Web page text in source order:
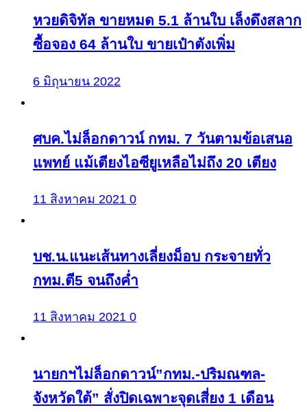
หวยดิจิทัล ขายหมด 5.1 ล้านใบ เล็งดึงสลาก
ซื้อจอง 64 ล้านใบ ขายเป๋าตังเพิ่ม
6 มิถุนายน 2022
ศบค.ไม่ล็อกดาวน์ กทม. 7 วันตามข้อเสนอ
แพทย์ แม้เตียงไอซียูเหลือไม่ถึง 20 เตียง
11 สิงหาคม 2021 0
บช.น.แนะเส้นทางเลี่ยงม็อบ กระจายทั่ว
กทม.ตี5 จนถึงค่ำ
11 สิงหาคม 2021 0
นายกฯไม่ล็อกดาวน์”กทม.-ปริมณฑล-
จังหวัดใต้” สั่งปิดเฉพาะจุดเสี่ยง 1 เดือน